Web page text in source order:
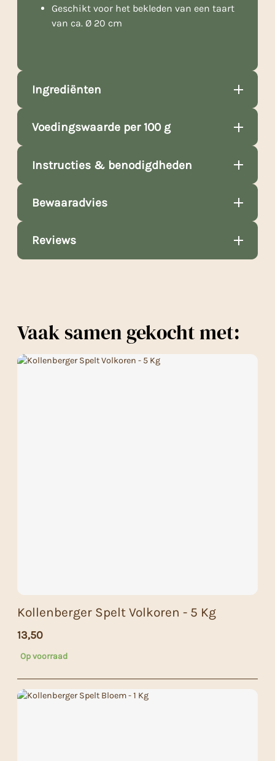
Geschikt voor het bekleden van een taart
van ca. Ø 20 cm
Ingrediënten
Voedingswaarde per 100 g
Instructies & benodigdheden
Bewaaradvies
Reviews
Vaak samen gekocht met:
Kollenberger Spelt Volkoren - 5 Kg
13,50
Op voorraad